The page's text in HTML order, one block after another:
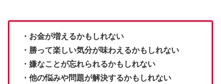
・お金が増えるかもしれない
・勝って楽しい気分が味わえるかもしれない
・嫌なことが忘れられるかもしれない
・他の悩みや問題が解決するかもしれない